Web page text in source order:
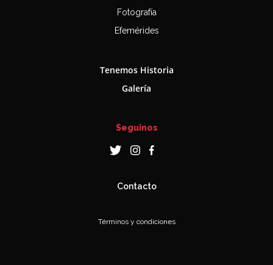
Fotografía
Efemérides
Tenemos Historia
Galería
Seguinos
Contacto
Términos y condiciones